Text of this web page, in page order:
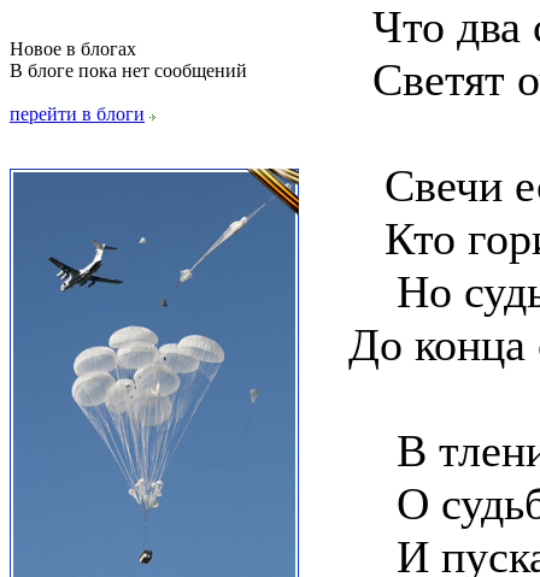
Новое в блогах
В блоге пока нет сообщений
перейти в блоги
Что
Светят
Свечи
Кто
Но
До конца
В
О
И